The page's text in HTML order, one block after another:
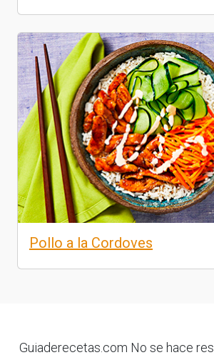
Pollo a la Cordoves
Guiaderecetas.com No se hace